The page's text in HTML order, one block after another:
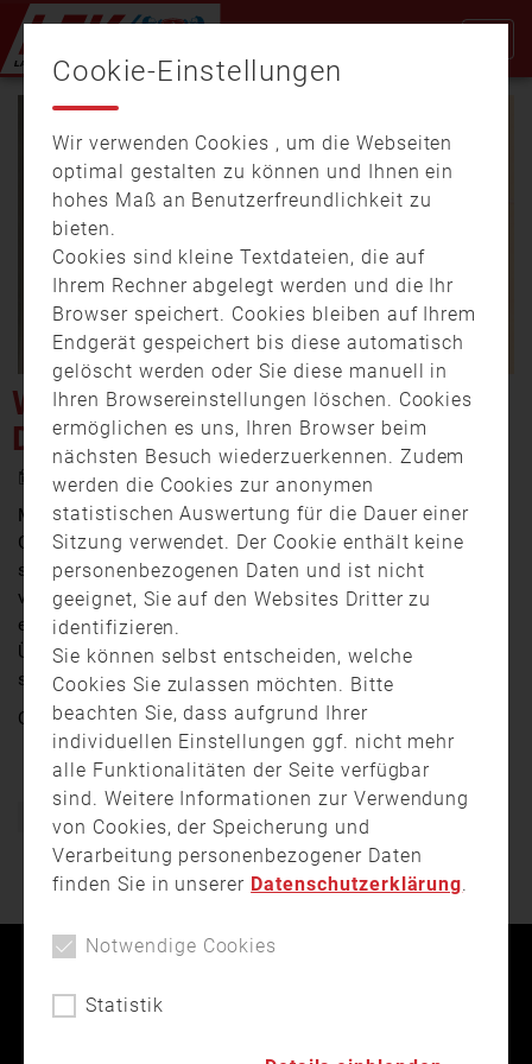
Video
WÜRZBURG: GROSSÜBUNG D
ER HÖHENRETTER
1. Juni 2017 7:10
Mitten in Würzburg hat am Mittwoch (31. Mai) eine
Großübung der Berufsfeuerwehr Würzburg
stattgefunden. Sogenannte Höhenretter seilten sich
vom Würzburger Dom und dem Neumünster ab, um
einen vermeintlichen Patienten zu retten. Diese
Übungen sind wichtig, um für den Ernstfall in
schwindelerregender Höhe gewappnet zu sein.
Quelle:TV touring
Feuerwehr Höhenretter Übung Würzburg
Cookie-Einstellungen
Wir verwenden Cookies , um die Webseiten
optimal gestalten zu können und Ihnen ein
hohes Maß an Benutzerfreundlichkeit zu
bieten.
Cookies sind kleine Textdateien, die auf
Ihrem Rechner abgelegt werden und die Ihr
Browser speichert. Cookies bleiben auf Ihrem
Endgerät gespeichert bis diese automatisch
gelöscht werden oder Sie diese manuell in
Ihren Browsereinstellungen löschen. Cookies
ermöglichen es uns, Ihren Browser beim
nächsten Besuch wiederzuerkennen. Zudem
werden die Cookies zur anonymen
statistischen Auswertung für die Dauer einer
Sitzung verwendet. Der Cookie enthält keine
personenbezogenen Daten und ist nicht
geeignet, Sie auf den Websites Dritter zu
identifizieren.
Sie können selbst entscheiden, welche
Cookies Sie zulassen möchten. Bitte
beachten Sie, dass aufgrund Ihrer
individuellen Einstellungen ggf. nicht mehr
alle Funktionalitäten der Seite verfügbar
sind. Weitere Informationen zur Verwendung
von Cookies, der Speicherung und
Verarbeitung personenbezogener Daten
finden Sie in unserer Datenschutzerklärung.
Notwendige Cookies
Statistik